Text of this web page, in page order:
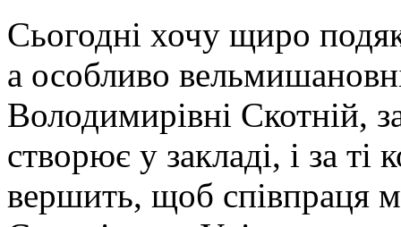
Сьогодні хочу щиро
а особливо
Володимирівні Скотній,
створює у закладі, і за ті
вершить, щоб співпраця